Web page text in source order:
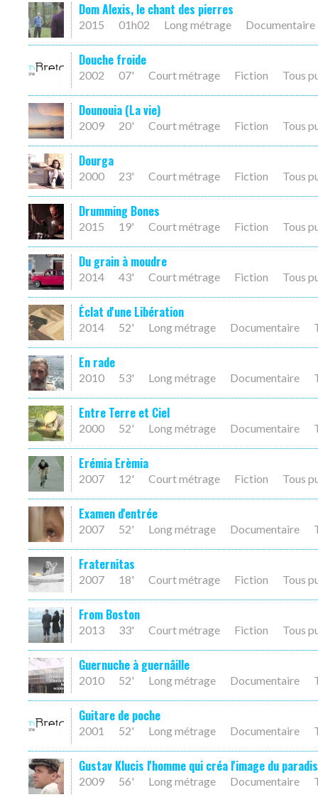
Dom Alexis, le chant des pierres
2015 01h02 Long métrage Documentaire
Douche froide
2002 07' Court métrage Fiction Tous
Dounouia (La vie)
2009 20' Court métrage Fiction Tous
Dourga
2000 23' Court métrage Fiction Tous
Drumming Bones
2015 19' Court métrage Fiction Tous
Du grain à moudre
2014 43' Court métrage Fiction Tous
Éclat d'une Libération
2014 52' Long métrage Documentaire
En rade
2010 53' Long métrage Documentaire
Entre Terre et Ciel
2000 52' Long métrage Documentaire
Erémia Erèmia
2007 12' Court métrage Fiction Tous
Examen d'entrée
2007 52' Long métrage Documentaire
Fraternitas
2007 18' Court métrage Fiction Tous
From Boston
2013 33' Court métrage Fiction Tous
Guernuche à guernâille
2010 52' Long métrage Documentaire
Guitare de poche
2001 52' Long métrage Documentaire
Gustav Klucis l'homme qui créa l'image du
2009 56' Long métrage Documentaire